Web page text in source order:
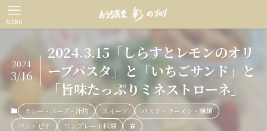
MENU
2024.3.15「しらすとレモンのオリ
ーブパスタ」と「いちごサンド」と
「旨味たっぷりミネストローネ」
2024
3/16
カレー・スープ・汁物 スイーツ
パスタ・ラーメン・麺類
パン・ピザ
ワンプレート料理 春